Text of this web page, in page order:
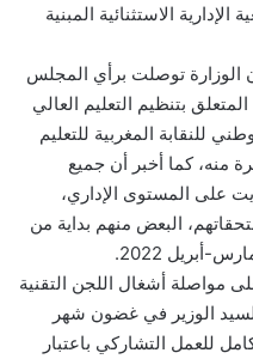
الاستثنائية المبنية
الوزارة توصلت برأي المجلس
بتنظيم التعليم العالي
للنقابة المغربية للتعليم
منه، كما أخبر أن جميع
على المستوى الإداري،
البعض منهم بداية من
أبريل 2022.
مواصلة أشغال اللجن التقنية
الوزير في غضون شهر
للعمل التشاركي باعتبار